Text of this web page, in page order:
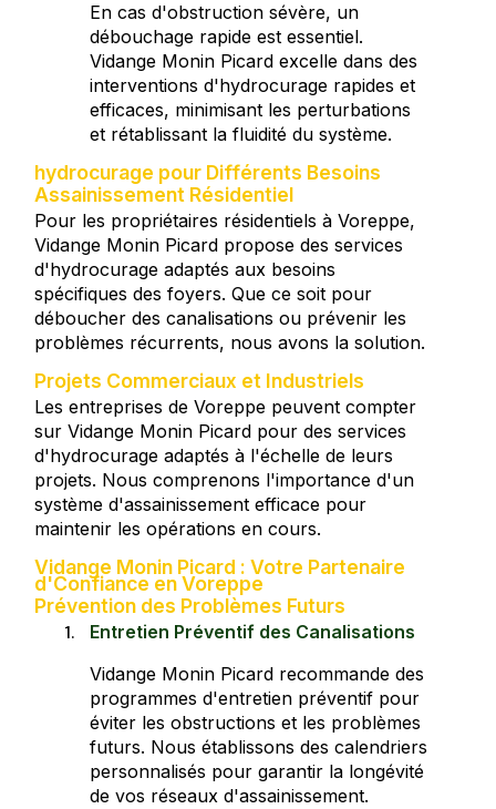
En cas d'obstruction sévère, un
débouchage rapide est essentiel.
Vidange Monin Picard excelle dans des
interventions d'hydrocurage rapides et
efficaces, minimisant les perturbations
et rétablissant la fluidité du système.
hydrocurage pour Différents Besoins
Assainissement Résidentiel
Pour les propriétaires résidentiels à Voreppe,
Vidange Monin Picard propose des services
d'hydrocurage adaptés aux besoins
spécifiques des foyers. Que ce soit pour
déboucher des canalisations ou prévenir les
problèmes récurrents, nous avons la solution.
Projets Commerciaux et Industriels
Les entreprises de Voreppe peuvent compter
sur Vidange Monin Picard pour des services
d'hydrocurage adaptés à l'échelle de leurs
projets. Nous comprenons l'importance d'un
système d'assainissement efficace pour
maintenir les opérations en cours.
Vidange Monin Picard : Votre Partenaire
d'Confiance en Voreppe
Prévention des Problèmes Futurs
Entretien Préventif des Canalisations
Vidange Monin Picard recommande des
programmes d'entretien préventif pour
éviter les obstructions et les problèmes
futurs. Nous établissons des calendriers
personnalisés pour garantir la longévité
de vos réseaux d'assainissement.